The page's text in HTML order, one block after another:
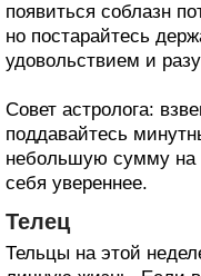
появиться соблазн
но постарайтесь
удовольствием и
Совет астролога:
поддавайтесь
небольшую сумму на
себя увереннее.
Телец
Тельцы на этой